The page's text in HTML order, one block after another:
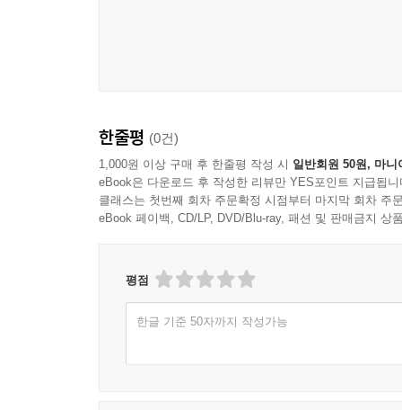
한줄평 (0건)
1,000원 이상 구매 후 한줄평 작성 시 일반회원 50원, 마니
eBook은 다운로드 후 작성한 리뷰만 YES포인트 지급됩니
클래스는 첫번째 회차 주문확정 시점부터 마지막 회차 주
eBook 페이백, CD/LP, DVD/Blu-ray, 패션 및 판매금지 상
평점
한글 기준 50자까지 작성가능